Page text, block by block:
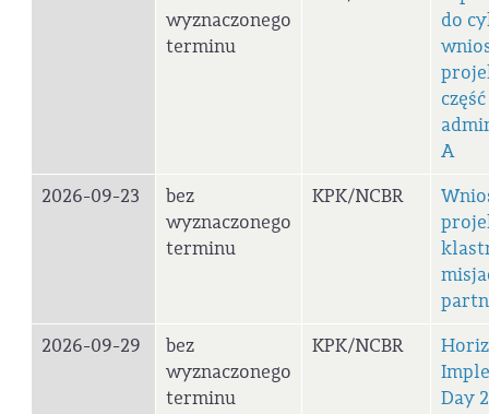
wyznaczonego
terminu
do
część
A
2026-09-23
bez
wyznaczonego
terminu
KPK/NCBR
2026-09-29
bez
wyznaczonego
terminu
KPK/NCBR
Day